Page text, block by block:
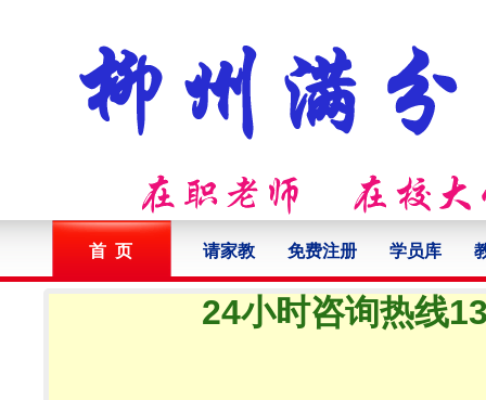
首 页 请家教 免费注册 学员库
24小时咨询热线